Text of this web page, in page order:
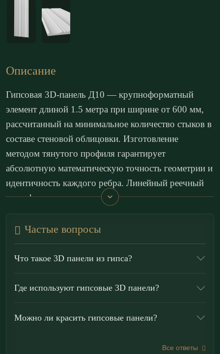
Описание
Гипсовая 3D-панель Д10 — крупноформатный
элемент длиной 1.5 метра при ширине от 600 мм,
рассчитанный на минимальное количество стыков в
составе стеновой облицовки. Изготовление
методом тянутого профиля гарантирует
абсолютную математическую точность геометрии и
идентичность каждого ребра. Линейный реечный
рельеф сочетает широкие гладкие поля с
регулярными вертикальнымиканнелюрами,
формируя глубокую игру света и тени, полностью
преображающую архитектуру пространства и
превращающую плоскость стены в динамичный
масштабных архитектурных доминант в жилых и
Частые вопросы
Что такое 3D панели из гипса?
Где используют гипсовые 3D панели?
Можно ли красить гипсовые панели?
Все ответы